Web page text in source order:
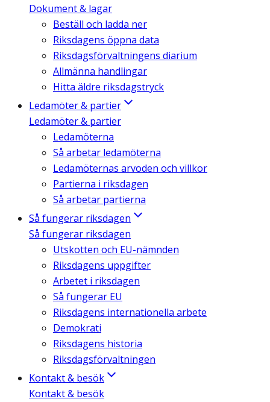
Dokument & lagar
Beställ och ladda ner
Riksdagens öppna data
Riksdagsförvaltningens diarium
Allmänna handlingar
Hitta äldre riksdagstryck
Ledamöter & partier
Ledamöter & partier
Ledamöterna
Så arbetar ledamöterna
Ledamöternas arvoden och villkor
Partierna i riksdagen
Så arbetar partierna
Så fungerar riksdagen
Så fungerar riksdagen
Utskotten och EU-nämnden
Riksdagens uppgifter
Arbetet i riksdagen
Så fungerar EU
Riksdagens internationella arbete
Demokrati
Riksdagens historia
Riksdagsförvaltningen
Kontakt & besök
Kontakt & besök